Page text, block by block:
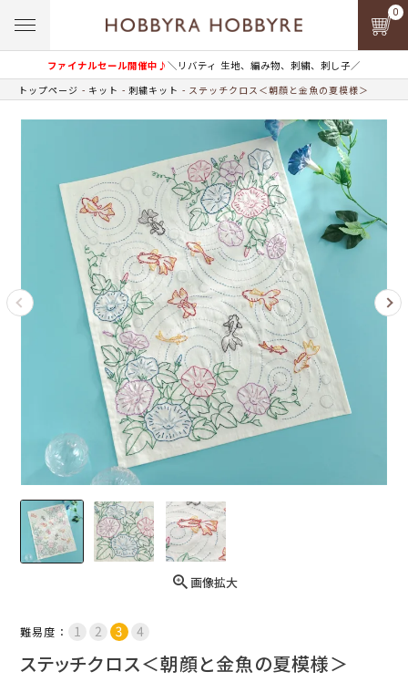
ファイナルセール開催中♪＼リバティ 生地、編み物、刺繍、刺し子／
0
トップページ キット 刺繍キット ステッチクロス＜朝顔と金魚の夏模様＞
画像拡大
難易度：
ステッチクロス＜朝顔と金魚の夏模様＞